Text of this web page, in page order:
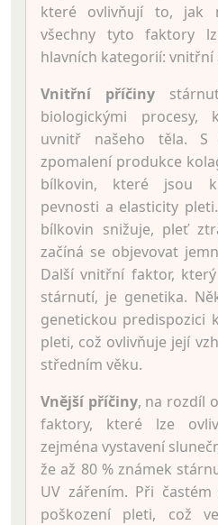
které ovlivňují to, jak
všechny tyto faktory
hlavních kategorií: vnitřní
Vnitřní příčiny
biologickými procesy,
uvnitř našeho těla. S
zpomalení produkce
bílkovin, které jsou
pevnosti a elasticity
bílkovin snižuje, pleť
začíná se objevovat
Další vnitřní faktor,
stárnutí, je genetika.
genetickou predispozici
pleti, což ovlivňuje její
středním věku.
Vnější příčiny, na rozdíl
faktory, které lze
zejména vystavení
že až 80 % známek
UV zářením. Při
poškození pleti, což